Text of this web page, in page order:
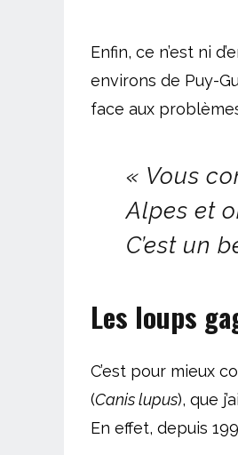
Enfin, ce n’est ni
environs de Puy-
face aux
« Vous
Alpes et
C’est un
Les loups
C’est pour mieux
(Canis lupus), que
En effet, depuis